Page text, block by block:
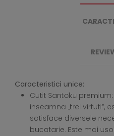
Caracteristici unice:
Cutit Santoku
inseamna „trei virtuti”,
satisface diversele
bucatarie. Este mai